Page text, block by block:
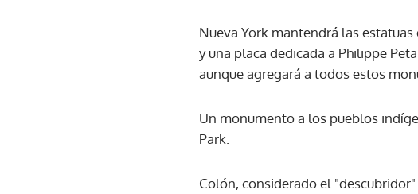
Nueva York mantendrá las
y una placa dedicada a Philippe
aunque agregará a todos estos
Un monumento a los pueblos
Park.
Colón, considerado el